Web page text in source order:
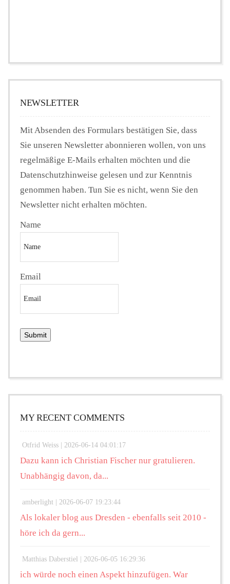
NEWSLETTER
Mit Absenden des Formulars bestätigen Sie, dass
Sie unseren Newsletter abonnieren wollen, von uns
regelmäßige E-Mails erhalten möchten und die
Datenschutzhinweise gelesen und zur Kenntnis
genommen haben. Tun Sie es nicht, wenn Sie den
Newsletter nicht erhalten möchten.
Name
Email
MY RECENT COMMENTS
Otfrid Weiss | 2026-06-14 04:01:17
Dazu kann ich Christian Fischer nur gratulieren.
Unabhängig davon, da...
amberlight | 2026-06-07 19:23:44
Als lokaler blog aus Dresden - ebenfalls seit 2010 -
höre ich da gern...
Matthias Daberstiel | 2026-06-05 16:29:36
ich würde noch einen Aspekt hinzufügen. War